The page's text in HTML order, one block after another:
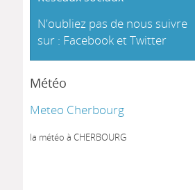
N'oubliez pas de nous suivre
sur : Facebook etTwitter
Météo
Meteo Cherbourg
la météo à CHERBOURG